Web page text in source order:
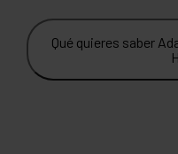
Qué quieres saber